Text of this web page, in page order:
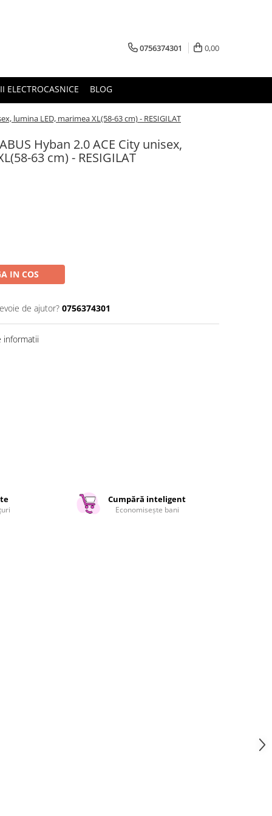
0756374301 0,00
ELECTROCASNICE BLOG
lumina LED, marimea XL(58-63 cm) - RESIGILAT
Hyban 2.0 ACE City unisex,
63 cm) - RESIGILAT
IN COS
de ajutor? 0756374301
informatii
Cumpără inteligent
Economisește bani